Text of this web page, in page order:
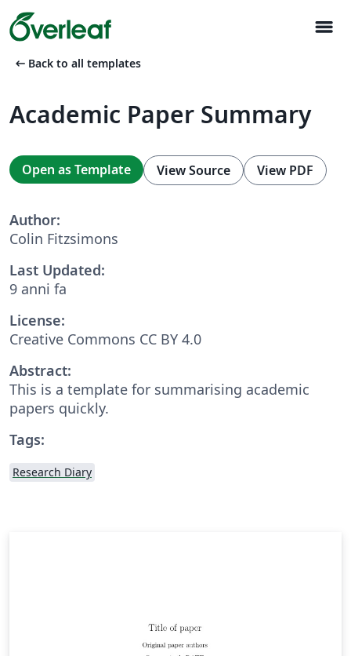
menu
arrow_left_alt Back to all templates
Academic Paper Summary
Open as Template View Source View PDF
Author:
Colin Fitzsimons
Last Updated:
9 anni fa
License:
Creative Commons CC BY 4.0
Abstract:
This is a template for summarising academic
papers quickly.
Tags:
Research Diary